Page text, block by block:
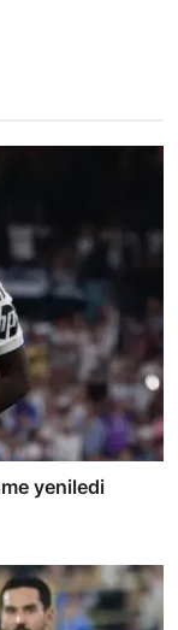
yeniledi